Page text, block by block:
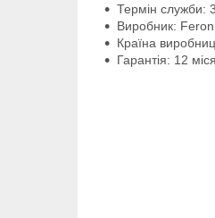
Термін служби:
Виробник: Feron
Країна
Гарантія: 12